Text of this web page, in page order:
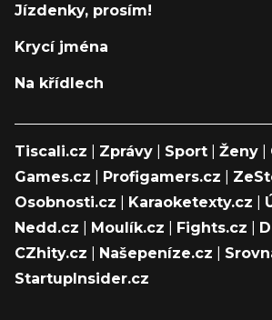
Jízdenky, prosím!
Krycí jména
Na křídlech
Tiscali.cz Zprávy Sport Ženy
Games.cz
Profigamers.cz
Osobnosti.cz
Karaoketexty.cz
Nedd.cz
Moulík.cz Fights.cz
CZhity.cz
Našepeníze.cz
StartupInsider.cz